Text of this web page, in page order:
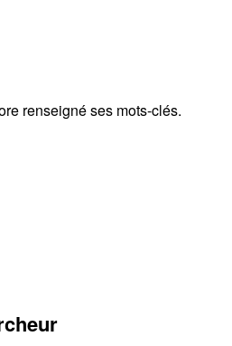
renseigné ses mots-clés.